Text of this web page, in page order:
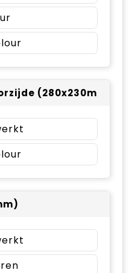
(280x230mm)